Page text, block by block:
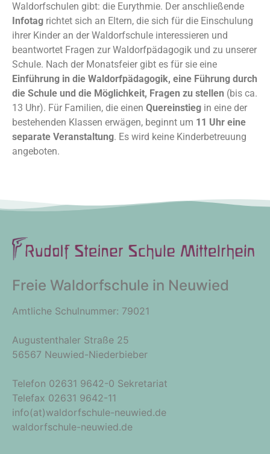
Waldorfschulen gibt: die Eurythmie. Der anschließende
Infotag richtet sich an Eltern, die sich für die Einschulung
ihrer Kinder an der Waldorfschule interessieren und
beantwortet Fragen zur Waldorfpädagogik und zu unserer
Schule. Nach der Monatsfeier gibt es für sie eine
Einführung in die Waldorfpädagogik, eine Führung durch
die Schule und die Möglichkeit, Fragen zu stellen (bis ca.
13 Uhr). Für Familien, die einen Quereinstieg in eine der
bestehenden Klassen erwägen, beginnt um 11 Uhr eine
separate Veranstaltung. Es wird keine Kinderbetreuung
angeboten.
Freie Waldorfschule in Neuwied
Amtliche Schulnummer: 79021
Augustenthaler Straße 25
56567 Neuwied-Niederbieber
Telefon 02631 9642-0 Sekretariat
Telefax 02631 9642-11
info(at)waldorfschule-neuwied.de
waldorfschule-neuwied.de